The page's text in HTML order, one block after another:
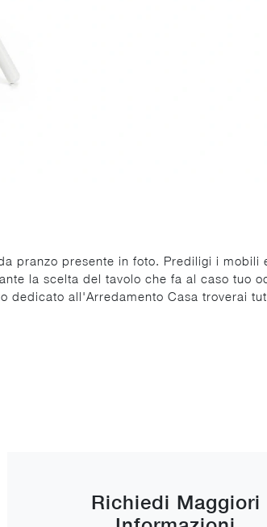
pranzo presente in foto. Prediligi i mobili
la scelta del tavolo che fa al caso tuo
dedicato all'Arredamento Casa troverai
Richiedi Maggiori